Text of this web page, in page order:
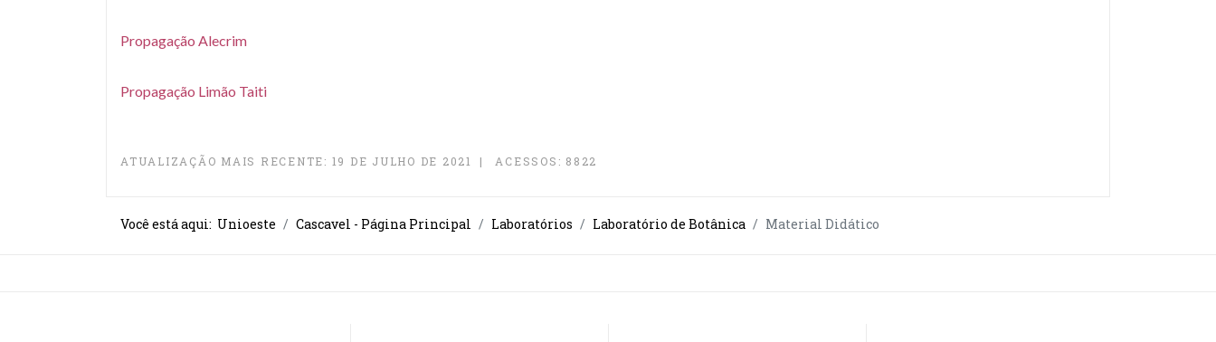
Propagação Alecrim
Propagação Limão Taiti
ATUALIZAÇÃO MAIS RECENTE: 19 DE JULHO DE 2021 ACESSOS: 8822
Você está aqui: Unioeste Cascavel - Página Principal Laboratórios Laboratório de Botânica Material Didático